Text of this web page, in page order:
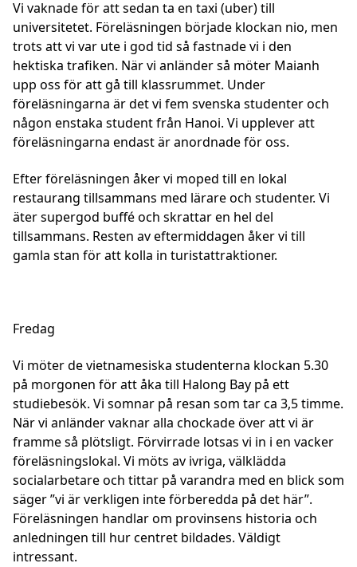
Vi vaknade för att sedan ta en taxi (uber) till
universitetet. Föreläsningen började klockan nio, men
trots att vi var ute i god tid så fastnade vi i den
hektiska trafiken. När vi anländer så möter Maianh
upp oss för att gå till klassrummet. Under
föreläsningarna är det vi fem svenska studenter och
någon enstaka student från Hanoi. Vi upplever att
föreläsningarna endast är anordnade för oss.
Efter föreläsningen åker vi moped till en lokal
restaurang tillsammans med lärare och studenter. Vi
äter supergod buffé och skrattar en hel del
tillsammans. Resten av eftermiddagen åker vi till
gamla stan för att kolla in turistattraktioner.
Fredag
Vi möter de vietnamesiska studenterna klockan 5.30
på morgonen för att åka till Halong Bay på ett
studiebesök. Vi somnar på resan som tar ca 3,5 timme.
När vi anländer vaknar alla chockade över att vi är
framme så plötsligt. Förvirrade lotsas vi in i en vacker
föreläsningslokal. Vi möts av ivriga, välklädda
socialarbetare och tittar på varandra med en blick som
säger ”vi är verkligen inte förberedda på det här”.
Föreläsningen handlar om provinsens historia och
anledningen till hur centret bildades. Väldigt
intressant.